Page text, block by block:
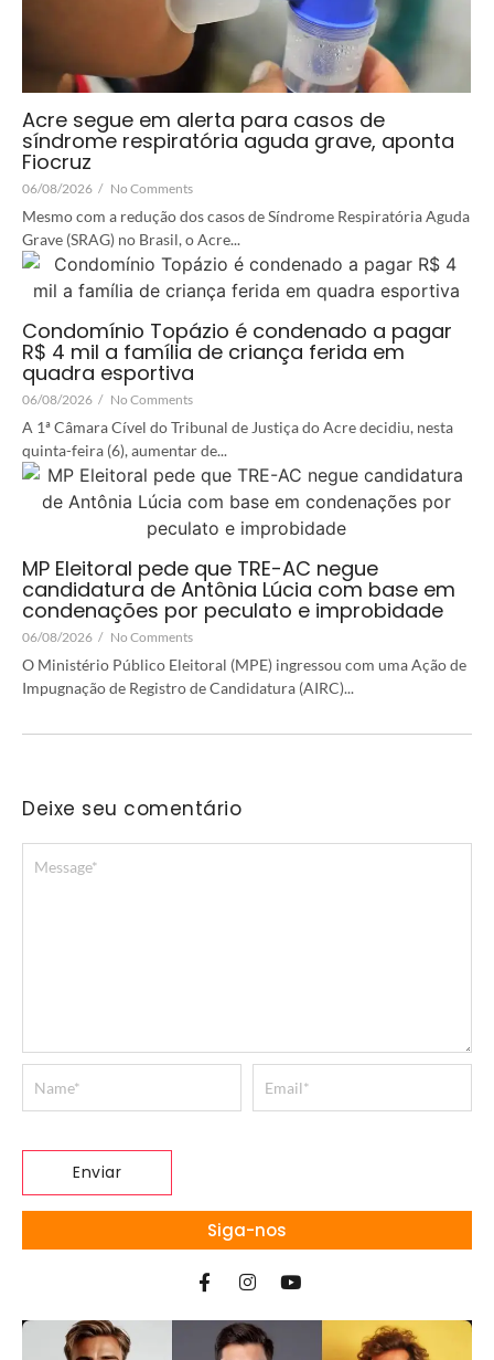
Acre segue em alerta para casos de
síndrome respiratória aguda grave, aponta
Fiocruz
06/08/2026 / No Comments
Mesmo com a redução dos casos de Síndrome Respiratória Aguda
Grave (SRAG) no Brasil, o Acre...
Condomínio Topázio é condenado a pagar
R$ 4 mil a família de criança ferida em
quadra esportiva
06/08/2026 / No Comments
A 1ª Câmara Cível do Tribunal de Justiça do Acre decidiu, nesta
quinta-feira (6), aumentar de...
MP Eleitoral pede que TRE-AC negue
candidatura de Antônia Lúcia com base em
condenações por peculato e improbidade
06/08/2026 / No Comments
O Ministério Público Eleitoral (MPE) ingressou com uma Ação de
Impugnação de Registro de Candidatura (AIRC)...
Deixe seu comentário
Siga-nos